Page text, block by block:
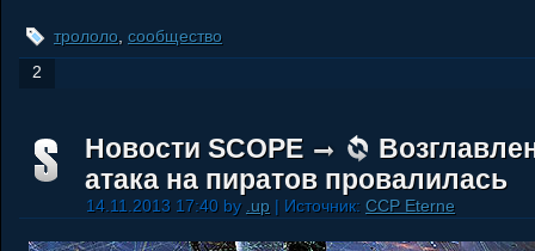
трололо сообщество
2
Новости SCOPE
атака на пиратов провалилась
14.11.2013 17:40 by .up | Источник: CCP Eterne